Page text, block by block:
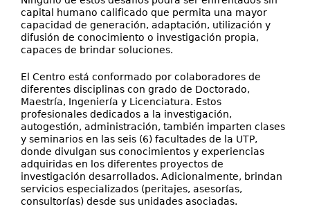
capital humano calificado que permita una mayor
capacidad de generación, adaptación, utilización y
difusión de conocimiento o investigación propia,
capaces de brindar soluciones.
El Centro está conformado por colaboradores de
diferentes disciplinas con grado de Doctorado,
Maestría, Ingeniería y Licenciatura. Estos
profesionales dedicados a la investigación,
autogestión, administración, también imparten clases
y seminarios en las seis (6) facultades de la UTP,
donde divulgan sus conocimientos y experiencias
adquiridas en los diferentes proyectos de
investigación desarrollados. Adicionalmente, brindan
servicios especializados (peritajes, asesorías,
consultorías) desde sus unidades asociadas.